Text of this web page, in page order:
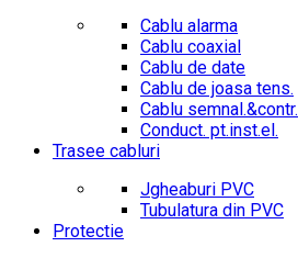
Cablu alarma
Cablu coaxial
Cablu de date
Cablu de joasa tens.
Cablu semnal.&contr.
Conduct. pt.inst.el.
Trasee cabluri
Jgheaburi PVC
Tubulatura din PVC
Protectie